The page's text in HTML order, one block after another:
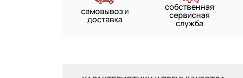
самовывоз и
доставка
собственная
сервисная
служба